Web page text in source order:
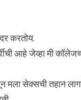
करतोय.
आहे जेव्हा मी
मला सेक्सची तहान